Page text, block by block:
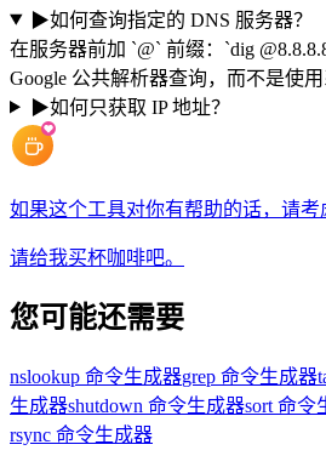
▶如何查询指定的 DNS 服务器？
在服务器前加 `@` 前缀：`dig
Google 公共解析器查询，而不是使
▶如何只获取 IP 地址？
如果这个工具对你有帮助的话，请考
请给我买杯咖啡吧。
您可能还需要
nslookup 命令生成器grep 命令生成器
生成器shutdown 命令生成器sort 命令
rsync 命令生成器